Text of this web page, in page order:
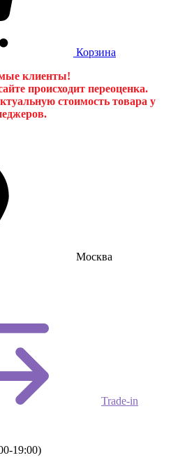
Корзина
клиенты!
происходит переоценка.
стоимость товара у
Москва
Trade-in
19:00)